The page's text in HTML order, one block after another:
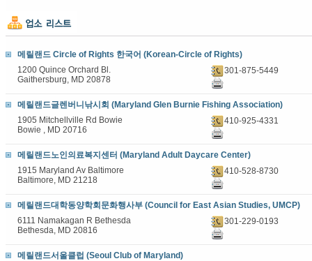
메릴랜드 Circle of Rights 한국어 (Korean-Circle of Rights)
1200 Quince Orchard Bl.
Gaithersburg, MD 20878
301-875-5449
메릴랜드글렌버니낚시회 (Maryland Glen Burnie Fishing Association)
1905 Mitchellville Rd Bowie
Bowie , MD 20716
410-925-4331
메릴랜드노인의료복지센터 (Maryland Adult Daycare Center)
1915 Maryland Av Baltimore
Baltimore, MD 21218
410-528-8730
메릴랜드대학동양학회문화행사부 (Council for East Asian Studies, UMCP)
6111 Namakagan R Bethesda
Bethesda, MD 20816
301-229-0193
메릴랜드서울클럽 (Seoul Club of Maryland)